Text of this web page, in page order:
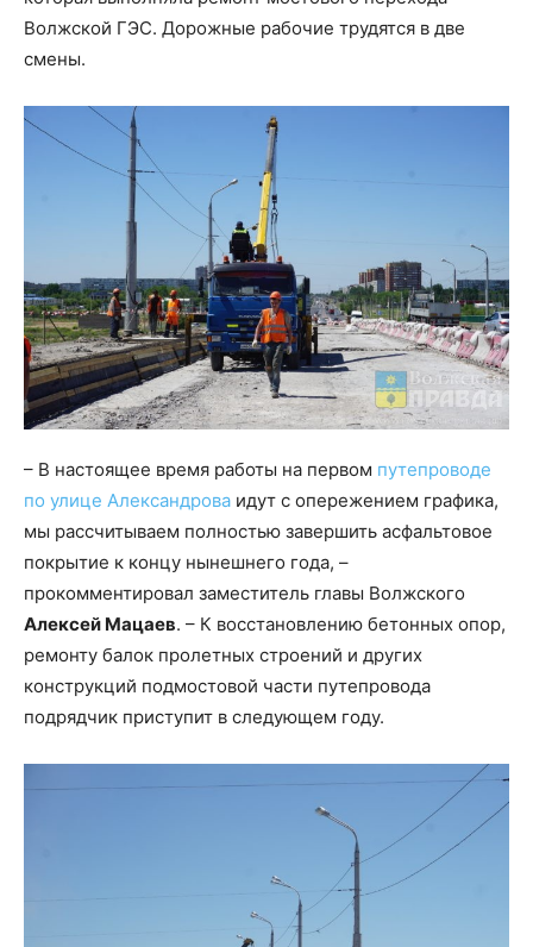
Волжской ГЭС. Дорожные рабочие трудятся в две
смены.
– В настоящее время работы на первом путепроводе
по улице Александрова идут с опережением графика,
мы рассчитываем полностью завершить асфальтовое
покрытие к концу нынешнего года, –
прокомментировал заместитель главы Волжского
Алексей Мацаев. – К восстановлению бетонных опор,
ремонту балок пролетных строений и других
конструкций подмостовой части путепровода
подрядчик приступит в следующем году.